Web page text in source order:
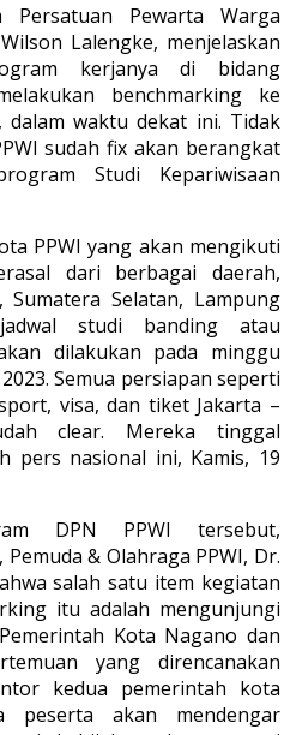
Pewarta Warga
Lalengke, menjelaskan
kerjanya di bidang
benchmarking ke
dalam waktu dekat ini. Tidak
sudah fix akan berangkat
Studi Kepariwisaan
PPWI yang akan mengikuti
dari berbagai daerah,
Sumatera Selatan, Lampung
studi banding atau
dilakukan pada minggu
Semua persiapan seperti
visa, dan tiket Jakarta –
clear. Mereka tinggal
pers nasional ini, Kamis, 19
DPN PPWI tersebut,
& Olahraga PPWI, Dr.
salah satu item kegiatan
itu adalah mengunjungi
Kota Nagano dan
yang direncanakan
kedua pemerintah kota
peserta akan mendengar